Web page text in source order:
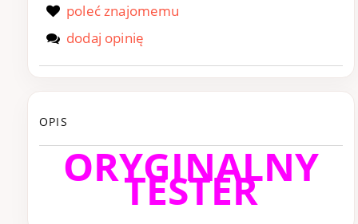
poleć znajomemu
dodaj opinię
OPIS
ORYGINALNY
TESTER